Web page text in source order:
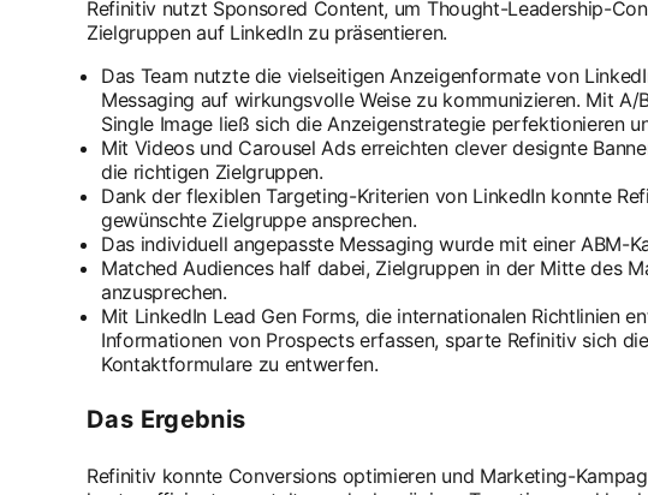
Refinitiv nutzt Sponsored Content, um Thought-Leadership-
Zielgruppen auf LinkedIn zu präsentieren.
Das Team nutzte die vielseitigen Anzeigenformate von
Messaging auf wirkungsvolle Weise zu kommunizieren. Mit A/
Single Image ließ sich die Anzeigenstrategie perfektionieren
Mit Videos und Carousel Ads erreichten clever designte
die richtigen Zielgruppen.
Dank der flexiblen Targeting-Kriterien von LinkedIn konnte
gewünschte Zielgruppe ansprechen.
Das individuell angepasste Messaging wurde mit einer ABM-
Matched Audiences half dabei, Zielgruppen in der Mitte des
anzusprechen.
Mit LinkedIn Lead Gen Forms, die internationalen Richtlinien
Informationen von Prospects erfassen, sparte Refinitiv sich
Kontaktformulare zu entwerfen.
Das Ergebnis
Refinitiv konnte Conversions optimieren und Marketing-